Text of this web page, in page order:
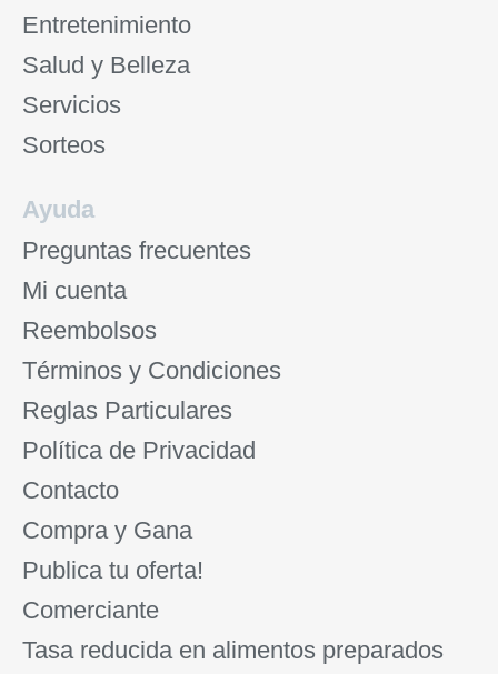
Entretenimiento
Salud y Belleza
Servicios
Sorteos
Ayuda
Preguntas frecuentes
Mi cuenta
Reembolsos
Términos y Condiciones
Reglas Particulares
Política de Privacidad
Contacto
Compra y Gana
Publica tu oferta!
Comerciante
Tasa reducida en alimentos preparados